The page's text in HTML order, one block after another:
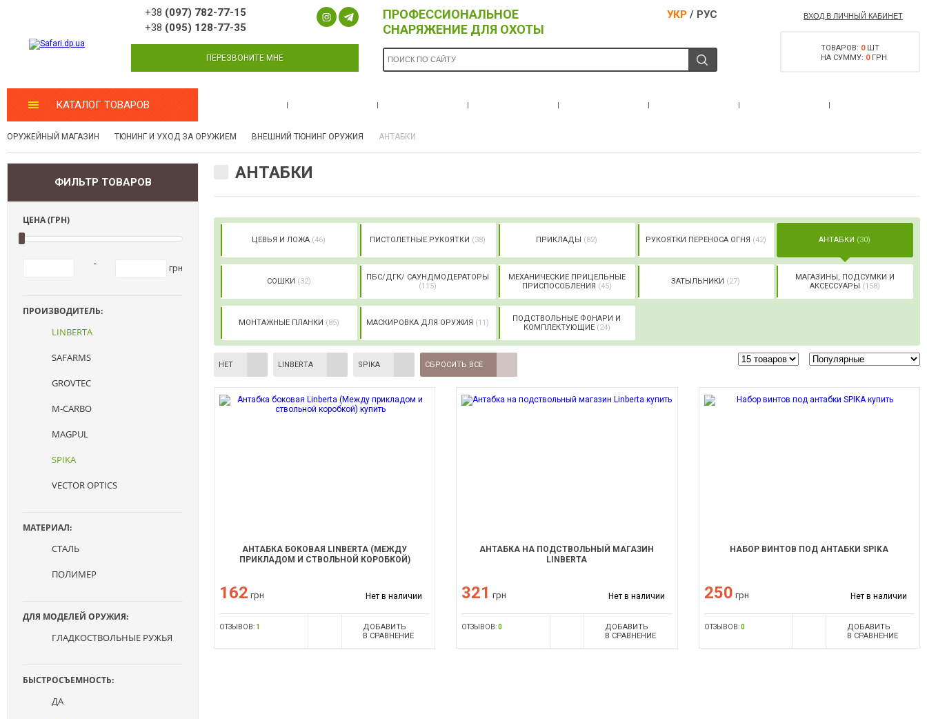
+38 (097) 782-77-15
+38 (095) 128-77-35
ПЕРЕЗВОНИТЕ МНЕ
ПРОФЕССИОНАЛЬНОЕ
СНАРЯЖЕНИЕ ДЛЯ ОХОТЫ
УКР / РУС ВХОД В ЛИЧНЫЙ КАБИНЕТ
ТОВАРОВ: 0ШТ
НА СУММУ: 0ГРН
КАТАЛОГ ТОВАРОВ
ОРУЖЕЙНЫЙ МАГАЗИН ТЮНИНГ И УХОД ЗА ОРУЖИЕМ ВНЕШНИЙ ТЮНИНГ ОРУЖИЯ АНТАБКИ
ФИЛЬТР ТОВАРОВ
ЦЕНА (ГРН)
- грн
ПРОИЗВОДИТЕЛЬ:
LINBERTA
SAFARMS
GROVTEC
M-CARBO
MAGPUL
SPIKA
VECTOR OPTICS
МАТЕРИАЛ:
СТАЛЬ
ПОЛИМЕР
ДЛЯ МОДЕЛЕЙ ОРУЖИЯ:
ГЛАДКОСТВОЛЬНЫЕ РУЖЬЯ
БЫСТРОСЪЕМНОСТЬ:
ДА
АНТАБКИ
ЦЕВЬЯ И ЛОЖА (46) ПИСТОЛЕТНЫЕ РУКОЯТКИ (38) ПРИКЛАДЫ (82) РУКОЯТКИ ПЕРЕНОСА ОГНЯ (42) АНТАБКИ (30)
СОШКИ (32)
ПБС/ДГК/ САУНДМОДЕРАТОРЫ
(115)
МЕХАНИЧЕСКИЕ ПРИЦЕЛЬНЫЕ
ПРИСПОСОБЛЕНИЯ (45)
ЗАТЫЛЬНИКИ (27)
МАГАЗИНЫ, ПОДСУМКИ И
АКСЕССУАРЫ (158)
МОНТАЖНЫЕ ПЛАНКИ (85) МАСКИРОВКА ДЛЯ ОРУЖИЯ (11)
ПОДСТВОЛЬНЫЕ ФОНАРИ И
КОМПЛЕКТУЮЩИЕ (24)
НЕТ LINBERTA SPIKA СБРОСИТЬ ВСЕ
АНТАБКА БОКОВАЯ LINBERTA (МЕЖДУ
ПРИКЛАДОМ И СТВОЛЬНОЙ КОРОБКОЙ)
162 грн Нет в наличии
ОТЗЫВОВ: 1
ДОБАВИТЬ
В СРАВНЕНИЕ
АНТАБКА НА ПОДСТВОЛЬНЫЙ МАГАЗИН
LINBERTA
321 грн Нет в наличии
ОТЗЫВОВ:0
ДОБАВИТЬ
В СРАВНЕНИЕ
НАБОР ВИНТОВ ПОД АНТАБКИ SPIKA
250 грн Нет в наличии
ОТЗЫВОВ:0
ДОБАВИТЬ
В СРАВНЕНИЕ